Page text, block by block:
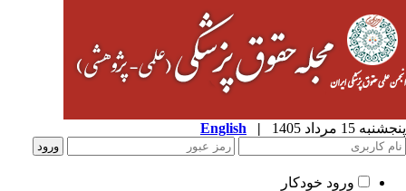
15 مرداد 1405 |
English
ورود خودکار